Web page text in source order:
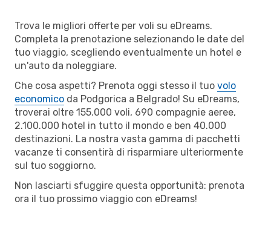
Trova le migliori offerte per voli su eDreams.
Completa la prenotazione selezionando le date del
tuo viaggio, scegliendo eventualmente un hotel e
un'auto da noleggiare.
Che cosa aspetti? Prenota oggi stesso il tuo volo
economico da Podgorica a Belgrado! Su eDreams,
troverai oltre 155.000 voli, 690 compagnie aeree,
2.100.000 hotel in tutto il mondo e ben 40.000
destinazioni. La nostra vasta gamma di pacchetti
vacanze ti consentirà di risparmiare ulteriormente
sul tuo soggiorno.
Non lasciarti sfuggire questa opportunità: prenota
ora il tuo prossimo viaggio con eDreams!